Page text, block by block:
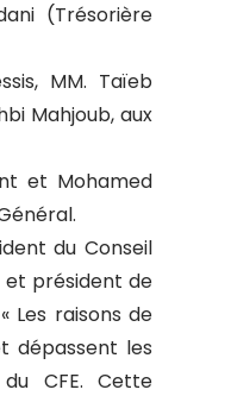
(Trésorière
MM. Taïeb
Mahjoub, aux
et Mohamed
du Conseil
et président de
Les raisons de
dépassent les
CFE. Cette